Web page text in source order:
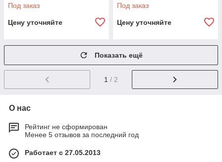
Под заказ
Цену уточняйте
Под заказ
Цену уточняйте
Показать ещё
1 / 2
О нас
Рейтинг не сформирован
Менее 5 отзывов за последний год
Работает с 27.05.2013